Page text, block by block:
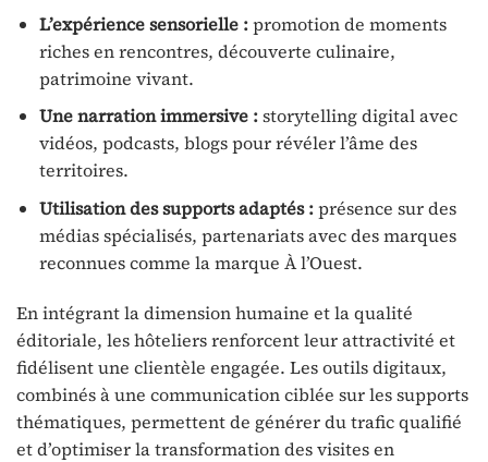
L’expérience sensorielle :promotion de moments
riches en rencontres, découverte culinaire,
patrimoine vivant.
Une narration immersive :storytelling digital avec
vidéos, podcasts, blogs pour révéler l’âme des
territoires.
Utilisation des supports adaptés :présence sur des
médias spécialisés, partenariats avec des marques
reconnues comme la marque À l’Ouest.
En intégrant la dimension humaine et la qualité
éditoriale, les hôteliers renforcent leur attractivité et
fidélisent une clientèle engagée. Les outils digitaux,
combinés à une communication ciblée sur les supports
thématiques, permettent de générer du trafic qualifié
et d’optimiser la transformation des visites en